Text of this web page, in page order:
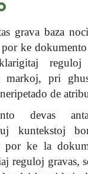
grava baza
ke
reguloj
markoj, pri
de
devas
kuntekstoj
por ke la
reguloj gravas,